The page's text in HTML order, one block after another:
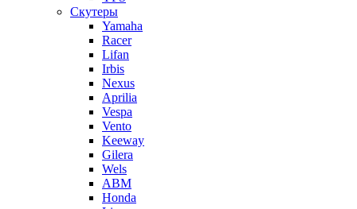
Скутеры
Yamaha
Racer
Lifan
Irbis
Nexus
Aprilia
Vespa
Vento
Keeway
Gilera
Wels
ABM
Honda